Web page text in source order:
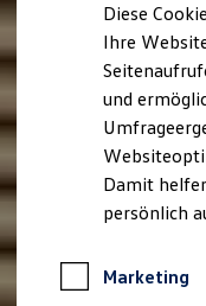
Anpfiff zum
Elektromobilität
Elektroautos
ID.
ID.
Reichweite
Diese
Ihre
und
Damit
persönlich
Marketing